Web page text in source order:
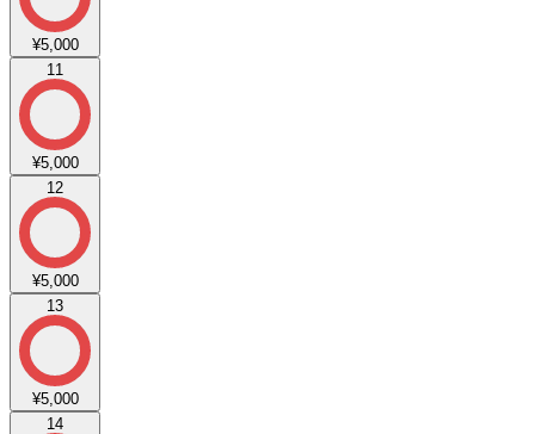
¥5,000
11
¥5,000
12
¥5,000
13
¥5,000
14